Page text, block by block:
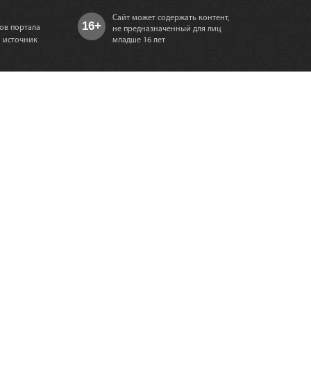
портала
источник
16+
Сайт может содержать контент,
не предназначенный для лиц
младше 16 лет